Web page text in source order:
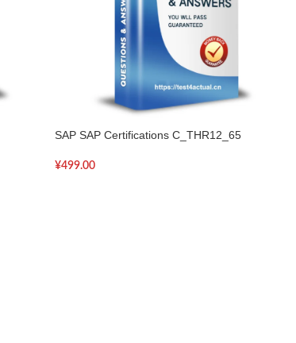
SAP SAP Certifications C_THR12_65
¥499.00